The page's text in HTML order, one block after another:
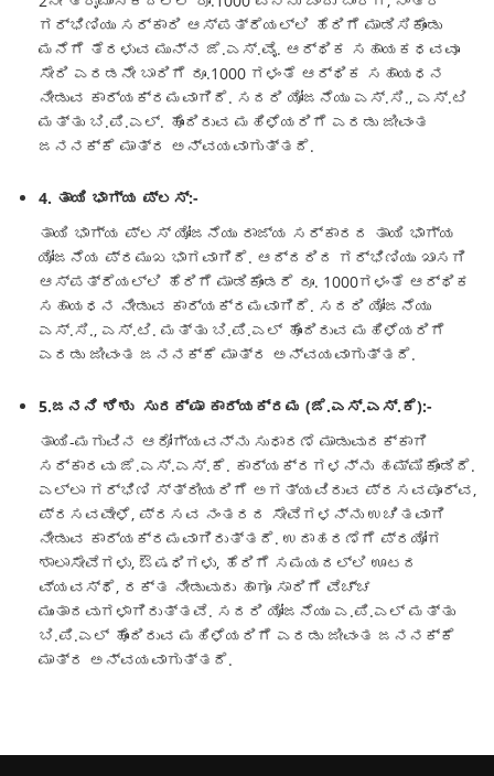
ಗರ್ಭಿಣಿಯು ಸರ್ಕಾರಿ ಆಸ್ಪತ್ರೆಯಲ್ಲಿ ಹೆರಿಗೆ ಮಾಡಿಸಿಕೊಂಡು
ಮನೆಗೆ ತೆರಳುವ ಮುನ್ನ ಜೆ.ಎಸ್.ವೈ. ಆರ್ಥಿಕ ಸಹಾಯಕಧವವೂ
ಸೇರಿ ಎರಡನೇ ಬಾರಿಗೆ ರೂ.1000 ಗಳಂತೆ ಆರ್ಥಿಕ ಸಹಾಯಧನ
ನೀಡುವ ಕಾರ್ಯಕ್ರಮವಾಗಿದೆ. ಸದರಿ ಯೋಜನೆಯು ಎಸ್.ಸಿ., ಎಸ್.ಟಿ
ಮತ್ತು ಬಿ.ಪಿ.ಎಲ್. ಹೊಂದಿರುವ ಮಹಿಳೆಯರಿಗೆ ಎರಡು ಜೀವಂತ
ಜನನಕ್ಕೆ ಮಾತ್ರ ಅನ್ವಯವಾಗುತ್ತದೆ.
4. ತಾಯಿ ಭಾಗ್ಯ ಪ್ಲಸ್:-
ತಾಯಿ ಭಾಗ್ಯ ಪ್ಲಸ್ ಯೋಜನೆಯು ರಾಜ್ಯ ಸರ್ಕಾರದ ತಾಯಿ ಭಾಗ್ಯ
ಯೋಜನೆಯ ಪ್ರಮುಖ ಭಾಗವಾಗಿದೆ. ಆದ್ದರಿದ ಗರ್ಭಿಣಿಯು ಖಾಸಗಿ
ಆಸ್ಪತ್ರೆಯಲ್ಲಿ ಹೆರಿಗೆ ಮಾಡಿಕೊಂಡರೆ ರೂ. 1000ಗಳಂತೆ ಆರ್ಥಿಕ
ಸಹಾಯಧನ ನೀಡುವ ಕಾರ್ಯಕ್ರಮವಾಗಿದೆ. ಸದರಿ ಯೋಜನೆಯು
ಎಸ್.ಸಿ., ಎಸ್.ಟಿ. ಮತ್ತು ಬಿ.ಪಿ.ಎಲ್ ಹೊಂದಿರುವ ಮಹಿಳೆಯರಿಗೆ
ಎರಡು ಜೀವಂತ ಜನನಕ್ಕೆ ಮಾತ್ರ ಅನ್ವಯವಾಗುತ್ತದೆ.
5.ಜನನಿ ಶಿಶು ಸುರಕ್ಷಾ ಕಾರ್ಯಕ್ರಮ (ಜೆ.ಎಸ್.ಎಸ್.ಕೆ):-
ತಾಯಿ-ಮಗುವಿನ ಆರೋಗ್ಯವನ್ನು ಸುಧಾರಣೆ ಮಾಡುವುದಕ್ಕಾಗಿ
ಸರ್ಕಾರವು ಜೆ.ಎಸ್.ಎಸ್.ಕೆ. ಕಾರ್ಯಕ್ರಗಳನ್ನು ಹಮ್ಮಿಕೊಂಡಿದೆ.
ಎಲ್ಲಾ ಗರ್ಭಿಣಿ ಸ್ತ್ರೀಯರಿಗೆ ಅಗತ್ಯವಿರುವ ಪ್ರಸವಪೂರ್ವ,
ಪ್ರಸವವೇಳೆ, ಪ್ರಸವ ನಂತರದ ಸೇವೆಗಳನ್ನು ಉಚಿತವಾಗಿ
ನೀಡುವ ಕಾರ್ಯಕ್ರಮವಾಗಿರುತ್ತದೆ. ಉದಾಹರಣೆಗೆ ಪ್ರಯೋಗ
ಶಾಲಾಸೇವೆಗಳು, ಔಷಧಿಗಳು, ಹೆರಿಗೆ ಸಮಯದಲ್ಲಿ ಊಟದ
ವ್ಯವಸ್ಥೆ, ರಕ್ತ ನೀಡುವುದು ಹಾಗೂ ಸಾರಿಗೆ ವೆಚ್ಚ
ಮುಂತಾದವುಗಳಾಗಿರುತ್ತವೆ. ಸದರಿ ಯೋಜನೆಯು ಎ.ಪಿ.ಎಲ್ ಮತ್ತು
ಬಿ.ಪಿ.ಎಲ್ ಹೊಂದಿರುವ ಮಹಿಳೆಯರಿಗೆ ಎರಡು ಜೀವಂತ ಜನನಕ್ಕೆ
ಮಾತ್ರ ಅನ್ವಯವಾಗುತ್ತದೆ.